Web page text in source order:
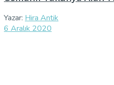
Yazar: Hira Antik
6 Aralık 2020